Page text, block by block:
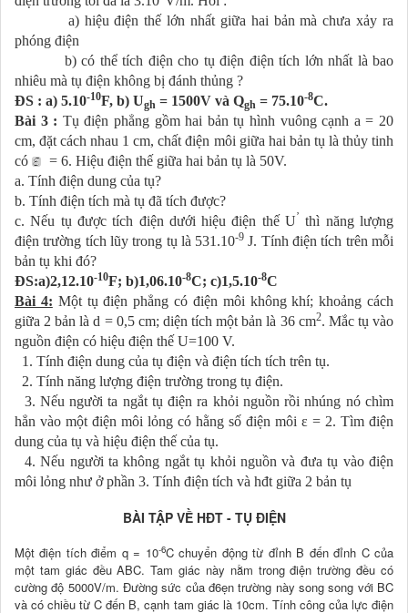
a) hiệu điện thế lớn nhất giữa hai bản mà chưa xảy ra
phóng điện
b) có thể tích điện cho tụ điện điện tích lớn nhất là bao
nhiêu mà tụ điện không bị đánh thủng ?
ĐS : a) 5.10-10F, b) Ugh = 1500V và Qgh = 75.10-8C.
Bài 3 : Tụ điện phẳng gồm hai bản tụ hình vuông cạnh a = 20
cm, đặt cách nhau 1 cm, chất điện môi giữa hai bản tụ là thủy tinh
có
= 6. Hiệu điện thế giữa hai bản tụ là 50V.
a. Tính điện dung của tụ?
b. Tính điện tích mà tụ đã tích được?
c. Nếu tụ được tích điện dưới hiệu điện thế U’ thì năng lượng
điện trường tích lũy trong tụ là 531.10-9 J. Tính điện tích trên mỗi
bản tụ khi đó?
ĐS:a)2,12.10-10F; b)1,06.10-8C; c)1,5.10-8C
Bài 4: Một tụ điện phẳng có điện môi không khí; khoảng cách
giữa 2 bản là d = 0,5 cm; diện tích một bản là 36 cm2. Mắc tụ vào
nguồn điện có hiệu điện thế U=100 V.
1. Tính điện dung của tụ điện và điện tích tích trên tụ.
2. Tính năng lượng điện trường trong tụ điện.
3. Nếu người ta ngắt tụ điện ra khỏi nguồn rồi nhúng nó chìm
hẳn vào một điện môi lỏng có hằng số điện môi ε = 2. Tìm điện
dung của tụ và hiệu điện thế của tụ.
4. Nếu người ta không ngắt tụ khỏi nguồn và đưa tụ vào điện
môi lỏng như ở phần 3. Tính điện tích và hđt giữa 2 bản tụ
BÀI TẬP VỀ HĐT - TỤ ĐIỆN
Một điện tích điểm q = 10-6C chuyển động từ đỉnh B đến đỉnh C của
một tam giác đều ABC. Tam giác này nằm trong điện trường đều có
cường độ 5000V/m. Đường sức của đ6ẹn trường này song song với BC
và có chiều từ C đến B, cạnh tam giác là 10cm. Tính công của lực điện